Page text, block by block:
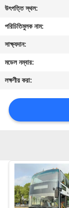
যোগাযোগ
করুন
উদ্ধৃতির
আবেদন
ম্যাপ
গোপনীয়তা
নীতি
উৎপত্তি স্থল:
পরিচিতিমুলক নাম:
সাক্ষ্যদান:
মডেল নম্বার:
লক্ষণীয় করা: